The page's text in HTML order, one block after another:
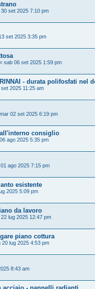
set 2025 7:10 pm
set 2025 3:35 pm
« sab 06 set 2025 1:59 pm
- durata polifosfati nel
2025 11:25 am
mar 02 set 2025 6:19 pm
consiglio
ago 2025 5:35 pm
ago 2025 7:15 pm
esistente
2025 5:09 pm
da lavoro
lug 2025 12:47 pm
piano cottura
20 lug 2025 4:53 pm
8:43 am